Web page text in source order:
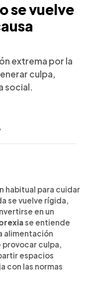
se vuelve
extrema por la
culpa,
social.
por la
generar culpa,
social. Según
Piqueras la
flexible,
diagnóstico de
padecen pueden
comidas,
donde no
advierte
habitual para cuidar
se vuelve rígida,
en un
se entiende
alimentación
provocar culpa,
espacios
con las normas